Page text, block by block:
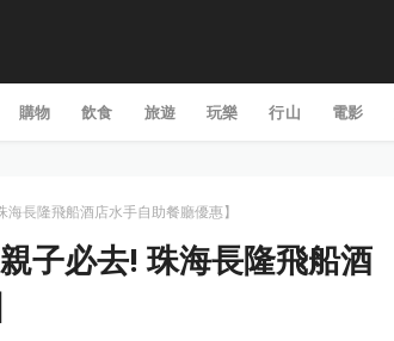
購物 飲食 旅遊 玩樂 行山 電影
長隆飛船酒店水手自助餐廳優惠】
子必去! 珠海長隆飛船酒